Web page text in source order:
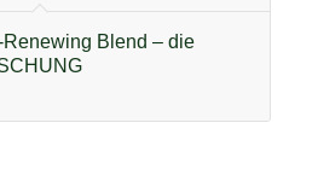
Blend – die